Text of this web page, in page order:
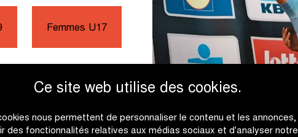
Ce site web utilise des cookies.
nous permettent de personnaliser le contenu et les annonces,
des fonctionnalités relatives aux médias sociaux et d'analyser notre
Femmes U17